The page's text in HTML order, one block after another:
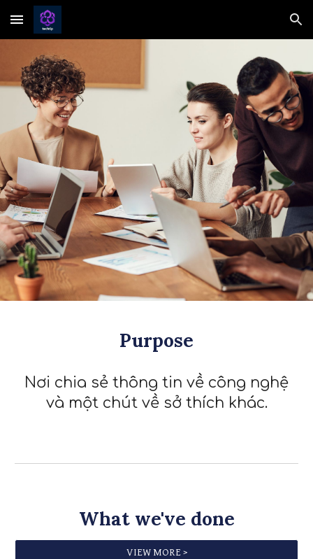
Skip to main content Skip to navigation
Purpose
Nơi chia sẻ thông tin về công nghệ
và một chút về sở thích khác.
What we've done
VIEW MORE >